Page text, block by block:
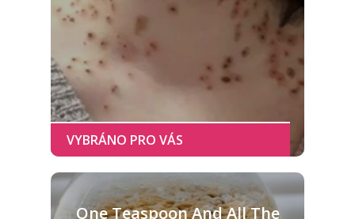
One Teaspoon And All The